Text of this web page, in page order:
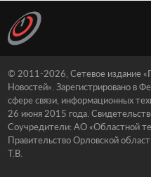
© 2011-2026, Сетевое издание
Новостей». Зарегистрировано в
сфере связи, информационных
26 июня 2015 года.
Соучредители: АО «Областной
Правительство Орловской
Т.В.